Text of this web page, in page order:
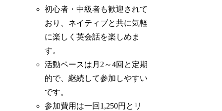
初心者・中級者も歓迎されて
おり、ネイティブと共に気軽
に楽しく英会話を楽しめま
す。
活動ペースは月2～4回と定期
的で、継続して参加しやすい
です。
参加費用は一回1,250円とリ